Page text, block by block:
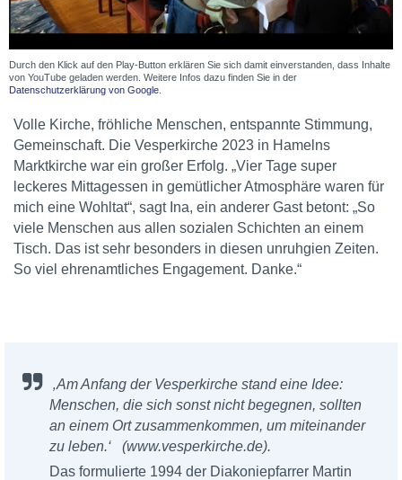
Durch den Klick auf den Play-Button erklären Sie sich damit einverstanden, dass Inhalte
von YouTube geladen werden. Weitere Infos dazu finden Sie in der
Datenschutzerklärung von Google
Volle Kirche, fröhliche Menschen, entspannte Stimmung,
Gemeinschaft. Die Vesperkirche 2023 in Hamelns
Marktkirche war ein großer Erfolg. „Vier Tage super
leckeres Mittagessen in gemütlicher Atmosphäre waren für
mich eine Wohltat“, sagt Ina, ein anderer Gast betont: „So
viele Menschen aus allen sozialen Schichten an einem
Tisch. Das ist sehr besonders in diesen unruhgien Zeiten.
So viel ehrenamtliches Engagement. Danke.“
‚Am Anfang der Vesperkirche stand eine Idee:
Menschen, die sich sonst nicht begegnen, sollten
an einem Ort zusammenkommen, um miteinander
zu leben.‘ (www.vesperkirche.de).
Das formulierte 1994 der Diakoniepfarrer Martin